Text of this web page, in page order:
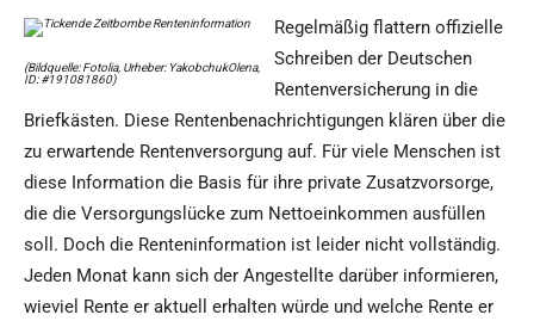
(Bildquelle: Fotolia, Urheber: YakobchukOlena,
ID: #191081860)
Regelmäßig flattern offizielle
Schreiben der Deutschen
Rentenversicherung in die
Briefkästen. Diese Rentenbenachrichtigungen klären über die
zu erwartende Rentenversorgung auf. Für viele Menschen ist
diese Information die Basis für ihre private Zusatzvorsorge,
die die Versorgungslücke zum Nettoeinkommen ausfüllen
soll. Doch die Renteninformation ist leider nicht vollständig.
Jeden Monat kann sich der Angestellte darüber informieren,
wieviel Rente er aktuell erhalten würde und welche Rente er